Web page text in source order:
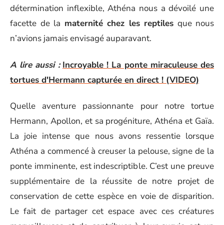
détermination inflexible, Athéna nous a dévoilé une
facette de la maternité chez les reptiles que nous
n’avions jamais envisagé auparavant.
A lire aussi : Incroyable ! La ponte miraculeuse des
tortues d'Hermann capturée en direct ! (VIDEO)
Quelle aventure passionnante pour notre tortue
Hermann, Apollon, et sa progéniture, Athéna et Gaïa.
La joie intense que nous avons ressentie lorsque
Athéna a commencé à creuser la pelouse, signe de la
ponte imminente, est indescriptible. C’est une preuve
supplémentaire de la réussite de notre projet de
conservation de cette espèce en voie de disparition.
Le fait de partager cet espace avec ces créatures